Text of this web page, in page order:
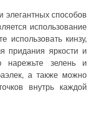
способов
использование
использовать кинзу,
придания яркости и
нарежьте зелень и
а также можно
внутрь каждой